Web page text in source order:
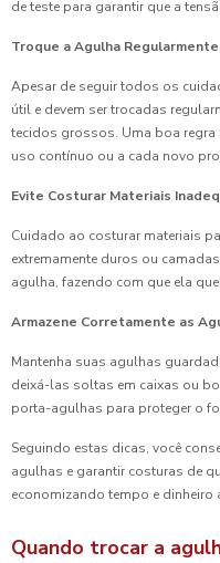
de teste para garantir que a
Troque a Agulha Regularmente
Apesar de seguir todos os
útil e devem ser trocadas
tecidos grossos. Uma boa regra
uso contínuo ou a cada novo
Evite Costurar Materiais
Cuidado ao costurar materiais
extremamente duros ou
agulha, fazendo com que ela
Armazene Corretamente as
Mantenha suas agulhas
deixá-las soltas em caixas ou
porta-agulhas para proteger o
Seguindo estas dicas, você
agulhas e garantir costuras de
economizando tempo e dinheiro
Quando trocar a